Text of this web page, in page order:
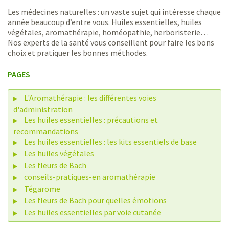
Les médecines naturelles : un vaste sujet qui intéresse chaque
année beaucoup d’entre vous. Huiles essentielles, huiles
végétales, aromathérapie, homéopathie, herboristerie…
Nos experts de la santé vous conseillent pour faire les bons
choix et pratiquer les bonnes méthodes.
PAGES
L'Aromathérapie : les différentes voies
d'administration
Les huiles essentielles : précautions et
recommandations
Les huiles essentielles : les kits essentiels de base
Les huiles végétales
Les fleurs de Bach
conseils-pratiques-en aromathérapie
Tégarome
Les fleurs de Bach pour quelles émotions
Les huiles essentielles par voie cutanée